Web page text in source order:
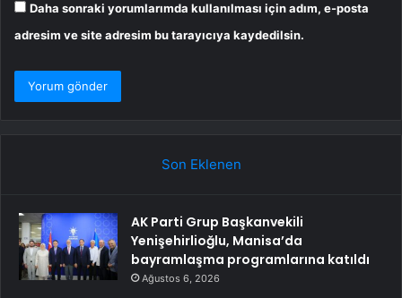
Daha sonraki yorumlarımda kullanılması için adım, e-posta
adresim ve site adresim bu tarayıcıya kaydedilsin.
Son Eklenen
AK Parti Grup Başkanvekili
Yenişehirlioğlu, Manisa’da
bayramlaşma programlarına katıldı
Ağustos 6, 2026